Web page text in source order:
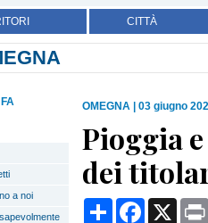
CITTÀ
a noi
OMEGNA 03 giugno
Pioggia
dei
CondividiFacebook
X